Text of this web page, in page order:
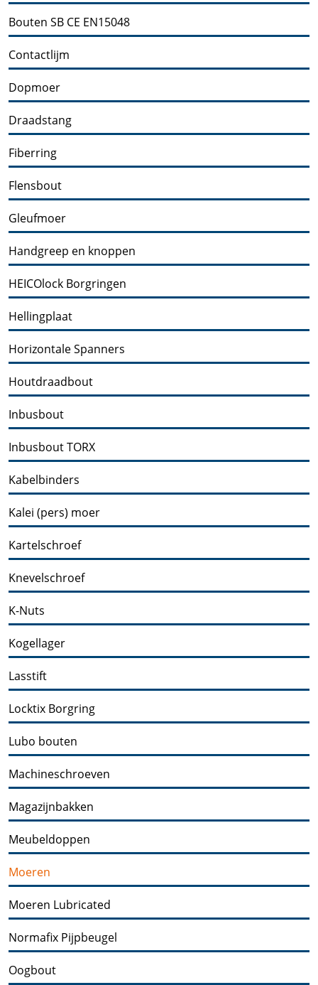
Bouten SB CE EN15048
Contactlijm
Dopmoer
Draadstang
Fiberring
Flensbout
Gleufmoer
Handgreep en knoppen
HEICOlock Borgringen
Hellingplaat
Horizontale Spanners
Houtdraadbout
Inbusbout
Inbusbout TORX
Kabelbinders
Kalei (pers) moer
Kartelschroef
Knevelschroef
K-Nuts
Kogellager
Lasstift
Locktix Borgring
Lubo bouten
Machineschroeven
Magazijnbakken
Meubeldoppen
Moeren
Moeren Lubricated
Normafix Pijpbeugel
Oogbout